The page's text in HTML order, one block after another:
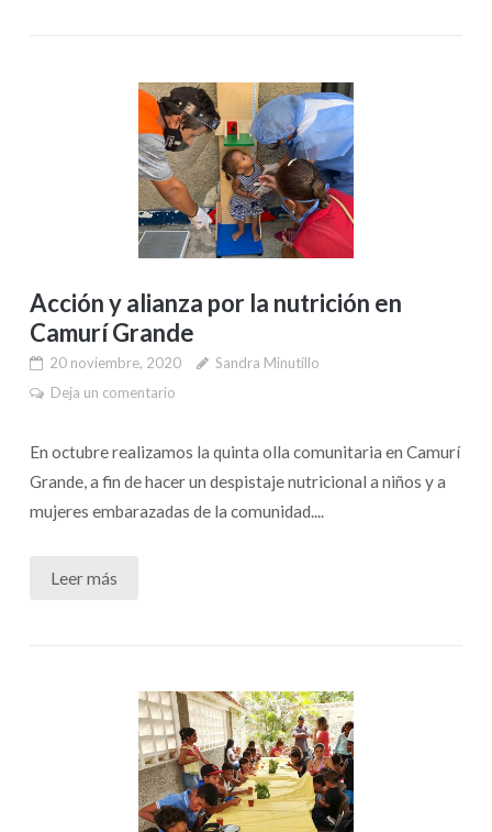
Acción y alianza por la nutrición en
Camurí Grande
20 noviembre, 2020
Sandra Minutillo
Deja un comentario
En octubre realizamos la quinta olla comunitaria en Camurí
Grande, a fin de hacer un despistaje nutricional a niños y a
mujeres embarazadas de la comunidad....
Leer más